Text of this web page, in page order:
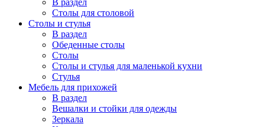
В раздел
Столы для столовой
Столы и стулья
В раздел
Обеденные столы
Столы
Столы и стулья для маленькой кухни
Стулья
Мебель для прихожей
В раздел
Вешалки и стойки для одежды
Зеркала